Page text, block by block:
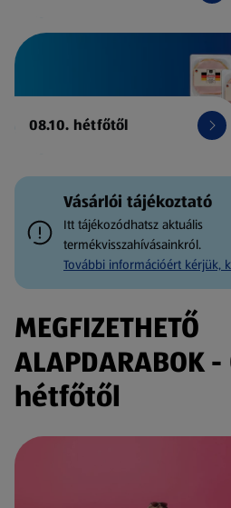
08.10. hétfőtől
Vásárlói tájékoztató
Itt tájékozódhatsz aktuális
termékvisszahívásainkról.
További információért kérjük,
MEGFIZETHETŐ
ALAPDARABOK
hétfőtől